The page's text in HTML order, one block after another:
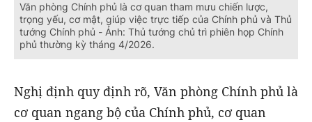
Văn phòng Chính phủ là cơ quan tham mưu chiến lược,
trọng yếu, cơ mật, giúp việc trực tiếp của Chính phủ và Thủ
tướng Chính phủ - Ảnh: Thủ tướng chủ trì phiên họp Chính
phủ thường kỳ tháng 4/2026.
Nghị định quy định rõ, Văn phòng Chính phủ là
cơ quan ngang bộ của Chính phủ, cơ quan